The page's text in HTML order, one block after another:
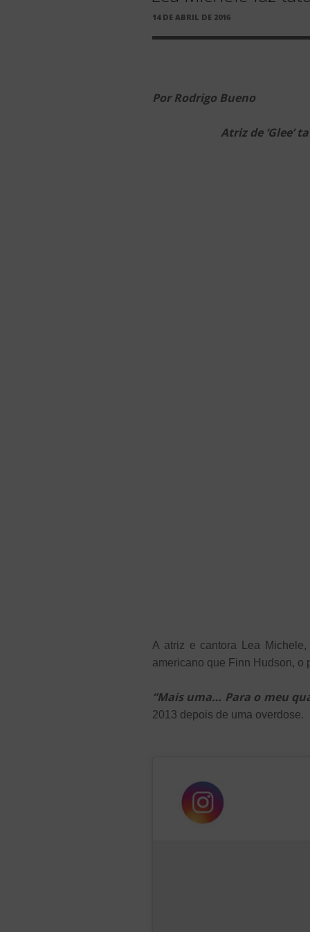
PUBLICADO
14 DE ABRIL DE 2016
Por Rodrigo Bueno
Atriz de ‘Glee’
A atriz e cantora Lea
americano que Finn Hudson, o
“Mais uma… Para o meu
2013 depois de uma overdose.